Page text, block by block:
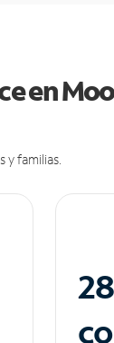
en
y familias.